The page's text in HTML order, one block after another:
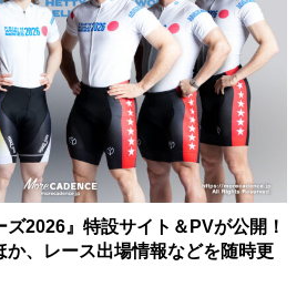
ズ2026』特設サイト＆PVが公開！
か、レース出場情報などを随時更